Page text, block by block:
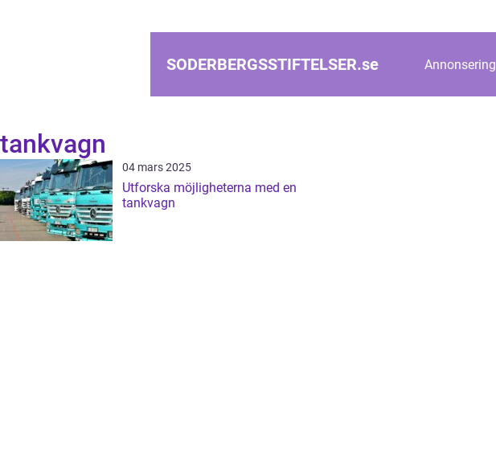
SODERBERGSSTIFTELSER.se Annonsering
tankvagn
04 mars 2025
Utforska möjligheterna med en
tankvagn